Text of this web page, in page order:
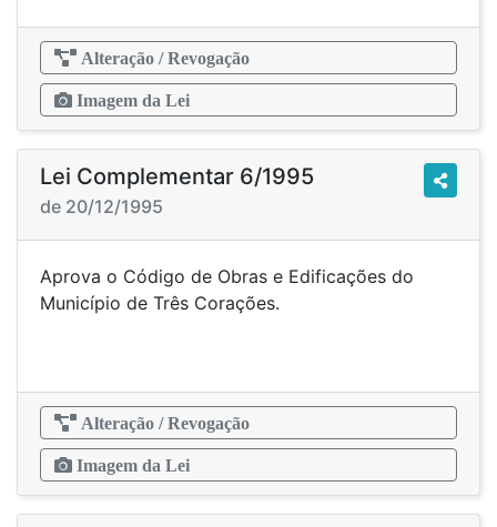
Alteração / Revogação
Imagem da Lei
Lei Complementar 6/1995
de 20/12/1995
Aprova o Código de Obras e Edificações do
Município de Três Corações.
Alteração / Revogação
Imagem da Lei